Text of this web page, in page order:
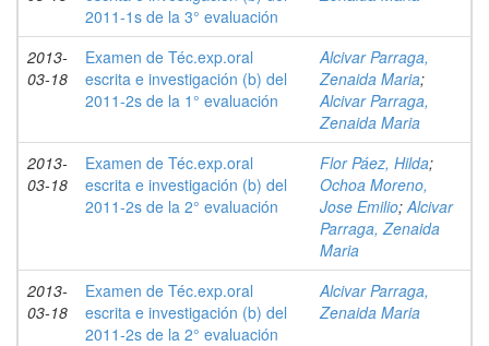
2011-1s de la 3° evaluación
2013-
03-18
Examen de Téc.exp.oral
escrita e investigación (b) del
2011-2s de la 1° evaluación
Alcivar Parraga,
Zenaida Maria;
Alcivar Parraga,
Zenaida Maria
2013-
03-18
Examen de Téc.exp.oral
escrita e investigación (b) del
2011-2s de la 2° evaluación
Flor Páez, Hilda;
Ochoa Moreno,
Jose Emilio;Alcivar
Parraga, Zenaida
Maria
2013-
03-18
Examen de Téc.exp.oral
escrita e investigación (b) del
2011-2s de la 2° evaluación
Alcivar Parraga,
Zenaida Maria